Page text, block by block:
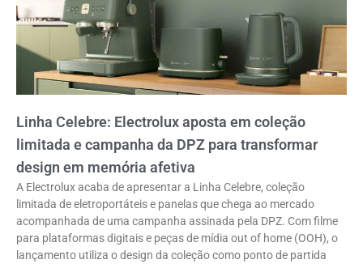
Linha Celebre: Electrolux aposta em coleção
limitada e campanha da DPZ para transformar
design em memória afetiva
A Electrolux acaba de apresentar a Linha Celebre, coleção
limitada de eletroportáteis e panelas que chega ao mercado
acompanhada de uma campanha assinada pela DPZ. Com filme
para plataformas digitais e peças de mídia out of home (OOH), o
lançamento utiliza o design da coleção como ponto de partida